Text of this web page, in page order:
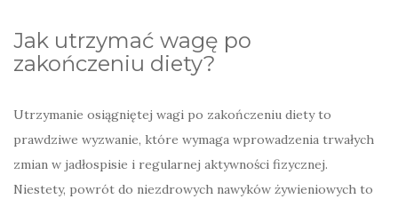
Jak utrzymać wagę po
zakończeniu diety?
Utrzymanie osiągniętej wagi po zakończeniu diety to
prawdziwe wyzwanie, które wymaga wprowadzenia trwałych
zmian w jadłospisie i regularnej aktywności fizycznej.
Niestety, powrót do niezdrowych nawyków żywieniowych to